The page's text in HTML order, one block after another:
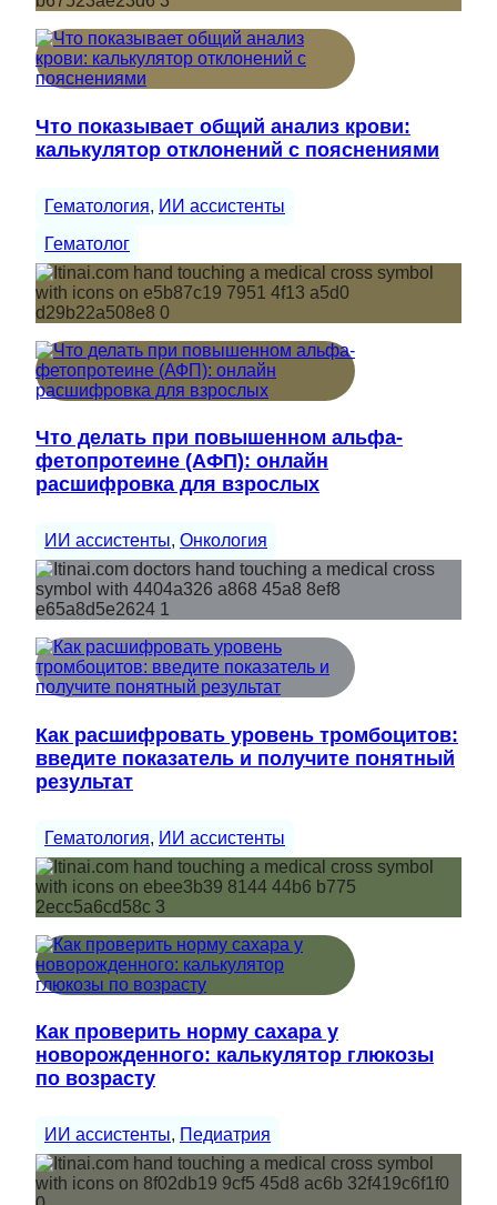
Что показывает общий анализ крови:
калькулятор отклонений с пояснениями
Гематология, ИИ ассистенты
Гематолог
Что делать при повышенном альфа-
фетопротеине (АФП): онлайн
расшифровка для взрослых
ИИ ассистенты, Онкология
Как расшифровать уровень тромбоцитов:
введите показатель и получите понятный
результат
Гематология, ИИ ассистенты
Как проверить норму сахара у
новорожденного: калькулятор глюкозы
по возрасту
ИИ ассистенты, Педиатрия